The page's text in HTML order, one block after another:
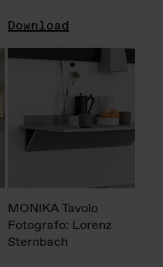
Download
MONIKA Tavolo
Fotografo: Lorenz
Sternbach